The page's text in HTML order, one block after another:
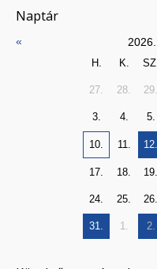
Naptár
«
H. K. SZ.
27. 28. 29.
3. 4. 5.
10. 11. 12.
17. 18. 19.
24. 25. 26.
31. 1. 2.